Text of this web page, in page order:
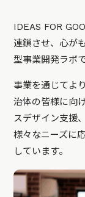
IDEAS FOR
連鎖させ、心が
型事業開発ラボで
事業を通じてよ
治体の皆様に向
スデザイン支援
様々なニーズに
しています。